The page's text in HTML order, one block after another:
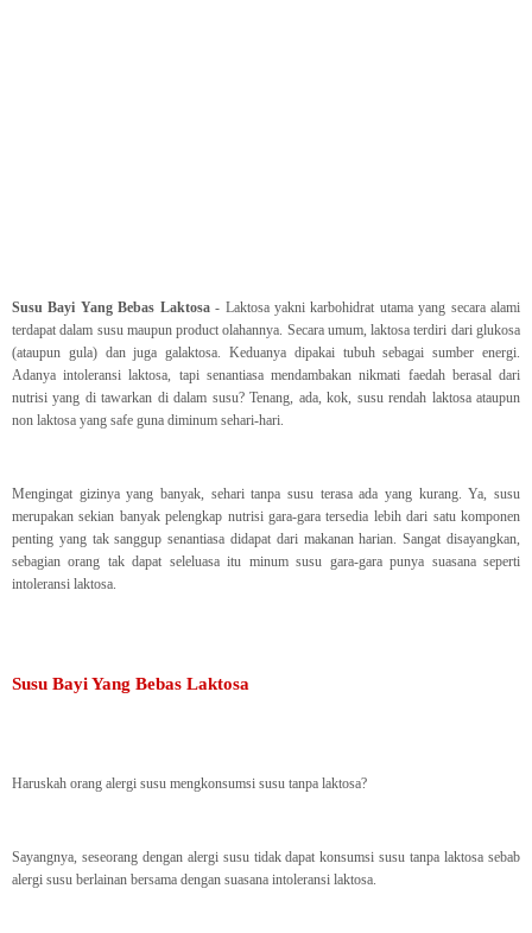
Susu Bayi Yang Bebas Laktosa- Laktosa yakni karbohidrat utama yang secara alami
terdapat dalam susu maupun product olahannya. Secara umum, laktosa terdiri dari glukosa
(ataupun gula) dan juga galaktosa. Keduanya dipakai tubuh sebagai sumber energi.
Adanya intoleransi laktosa, tapi senantiasa mendambakan nikmati faedah berasal dari
nutrisi yang di tawarkan di dalam susu? Tenang, ada, kok, susu rendah laktosa ataupun
non laktosa yang safe guna diminum sehari-hari.
Mengingat gizinya yang banyak, sehari tanpa susu terasa ada yang kurang. Ya, susu
merupakan sekian banyak pelengkap nutrisi gara-gara tersedia lebih dari satu komponen
penting yang tak sanggup senantiasa didapat dari makanan harian. Sangat disayangkan,
sebagian orang tak dapat seleluasa itu minum susu gara-gara punya suasana seperti
intoleransi laktosa.
Susu Bayi Yang Bebas Laktosa
Haruskah orang alergi susu mengkonsumsi susu tanpa laktosa?
Sayangnya, seseorang dengan alergi susu tidak dapat konsumsi susu tanpa laktosa sebab
alergi susu berlainan bersama dengan suasana intoleransi laktosa.